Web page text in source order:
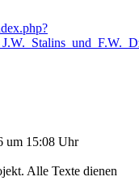
um 15:08 Uhr
Alle Texte dienen